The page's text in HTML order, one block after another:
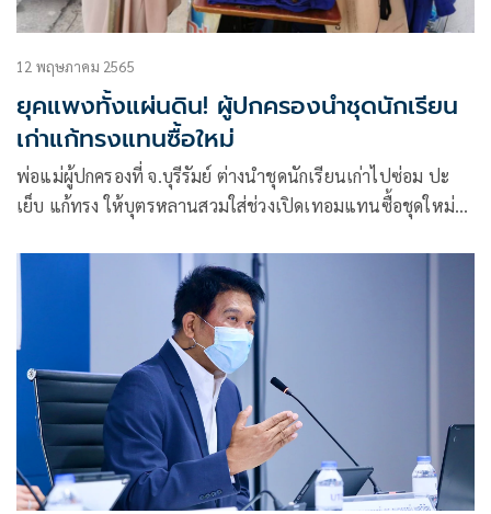
12 พฤษภาคม 2565
ยุคแพงทั้งแผ่นดิน! ผู้ปกครองนำชุดนักเรียน
เก่าแก้ทรงแทนซื้อใหม่
พ่อแม่ผู้ปกครองที่ จ.บุรีรัมย์ ต่างนำชุดนักเรียนเก่าไปซ่อม ปะ
เย็บ แก้ทรง ให้บุตรหลานสวมใส่ช่วงเปิดเทอมแทนซื้อชุดใหม่